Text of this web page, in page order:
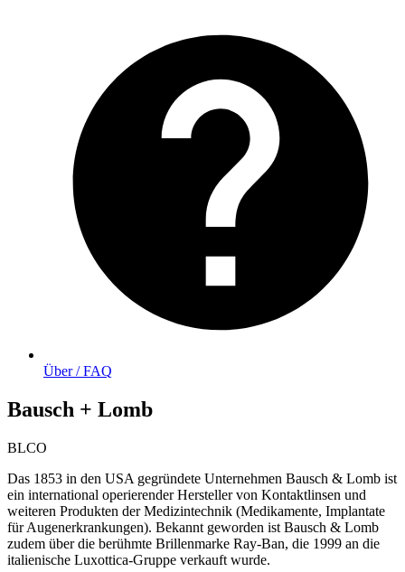
Über / FAQ
Bausch + Lomb
BLCO
Das 1853 in den USA gegründete Unternehmen Bausch & Lomb ist
ein international operierender Hersteller von Kontaktlinsen und
weiteren Produkten der Medizintechnik (Medikamente, Implantate
für Augenerkrankungen). Bekannt geworden ist Bausch & Lomb
zudem über die berühmte Brillenmarke Ray-Ban, die 1999 an die
italienische Luxottica-Gruppe verkauft wurde.